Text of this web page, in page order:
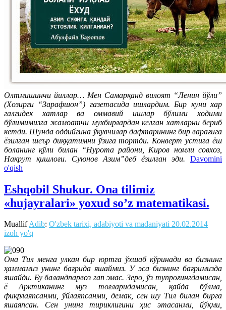
Олтмишинчи йиллар… Мен Самарқанд вилоят “Ленин йўли”
(Хозирги “Зарафшон”) газетасида ишлардим. Бир куни хар
галгидек хатлар ва оммавий ишлар бўлими ходими
бўлимимизга жамоатчи мухбирлардан келган хатларни бериб
кетди. Шунда оддийгина ўқувчилар дафтарининг бир варағига
ёзилган шеър диққатимни ўзига тортди. Конверт устига ёш
боланинг қўли билан “Нурота райони, Киров номли совхоз,
Накрут қишлоғи. Суюнов Азим”деб ёзилган эди.
Davomini
o'qish
Eshqobil Shukur. Ona tilimiz
«hujayralari» yoxud so’z matematikasi.
MuallifAdib: O'zbek tarixi, adabiyoti va madaniyati 20.02.2014
izoh yo'q
Она Тил менга улкан бир юртга ўхшаб кўринади ва бизнинг
ҳаммамиз унинг бағрида яшаймиз. У эса бизнинг бағримизда
яшайди. Бу баландпарвоз гап эмас. Зеро, ўз тупроғингдамисан,
ё Арктиканинг муз тоғларидамисан, қайда бўлма,
фикрлаяпсанми, ўйлаяпсанми, демак, сен шу Тил билан бирга
яшаяпсан. Сен унинг тириклигини ҳис этасанми, йўқми,